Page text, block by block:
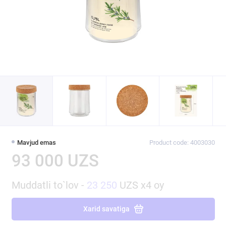
Mavjud emas Product code: 4003030
93 000 UZS
Muddatli to`lov - 23 250 UZS x4 oy
Xarid savatiga